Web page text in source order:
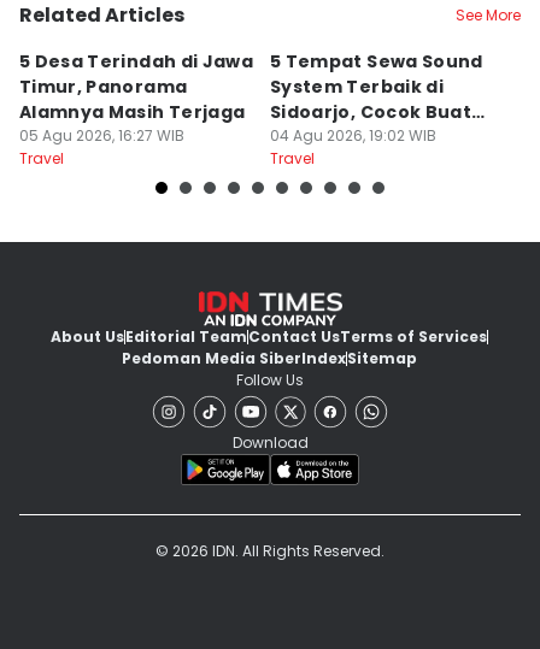
Related Articles See More
5 Desa Terindah di Jawa
Timur, Panorama
Alamnya Masih Terjaga
05 Agu 2026, 16:27 WIB
Travel
5 Tempat Sewa Sound
System Terbaik di
Sidoarjo, Cocok Buat
Agustusan
04 Agu 2026, 19:02 WIB
Travel
About UsEditorial TeamContact UsTerms of Services
Pedoman Media SiberIndexSitemap
Follow Us
Download
© 2026 IDN. All Rights Reserved.